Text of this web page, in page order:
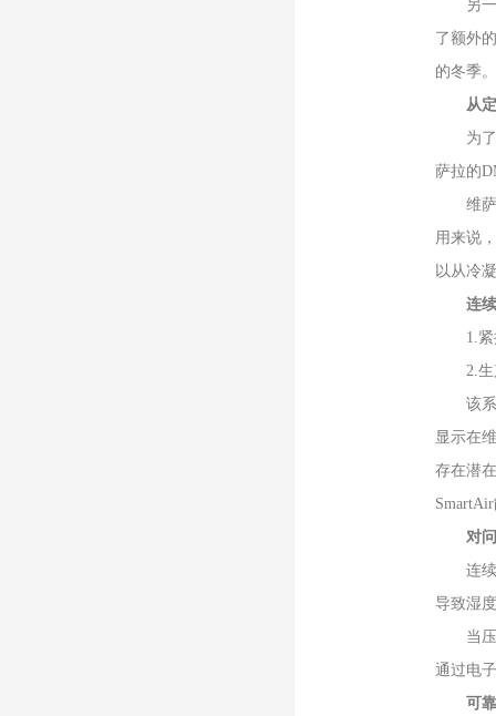
另一个
了额外
的冬季。
从定
为了应
萨拉的
维萨拉
用来说
以从冷
连
1.紧接
2.生产
该系统
显示在
存在潜
对
连续监
导致湿
当压缩
通过电
可